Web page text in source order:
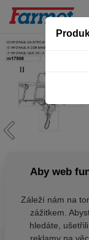
Aby web
Záleží nám na
zážitkem.
hledáte,
reklamy na